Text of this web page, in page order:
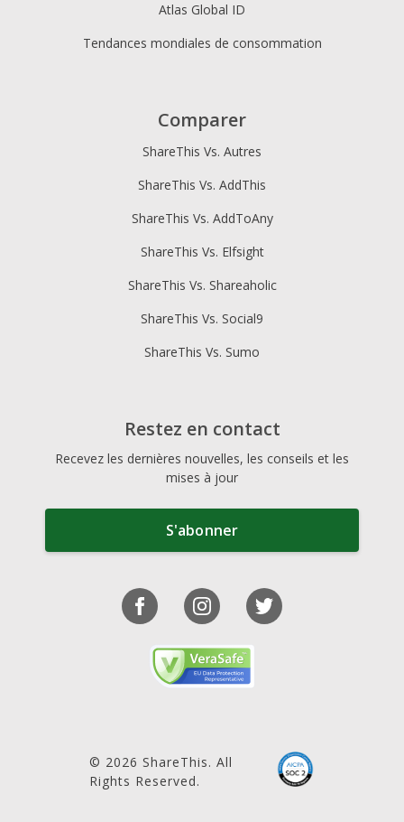
Atlas Global ID
Tendances mondiales de consommation
Comparer
ShareThis Vs. Autres
ShareThis Vs. AddThis
ShareThis Vs. AddToAny
ShareThis Vs. Elfsight
ShareThis Vs. Shareaholic
ShareThis Vs. Social9
ShareThis Vs. Sumo
Restez en contact
Recevez les dernières nouvelles, les conseils et les
mises à jour
S'abonner
© 2026 ShareThis. All
Rights Reserved.